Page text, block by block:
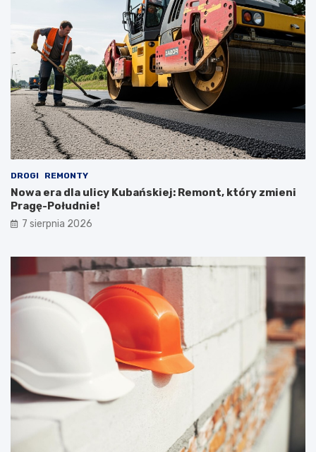
DROGI REMONTY
Nowa era dla ulicy Kubańskiej: Remont, który zmieni
Pragę-Południe!
7 sierpnia 2026